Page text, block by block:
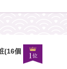
さ(5個入)
詳しくはこちら
(16個